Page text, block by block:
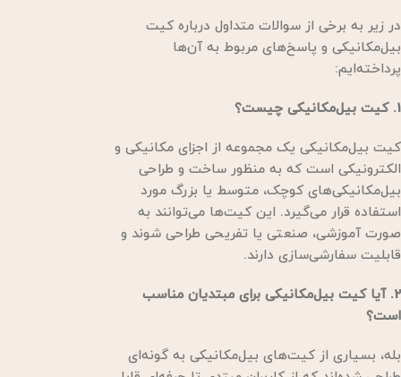
در زیر به برخی از سوالات متداول درباره کیت
بیل‌مکانیکی و پاسخ‌های مربوط به آن‌ها
پرداخته‌ایم:
1. کیت بیل‌مکانیکی چیست؟
کیت بیل‌مکانیکی یک مجموعه از اجزای مکانیکی و
الکترونیکی است که به منظور ساخت و طراحی
بیل‌مکانیکی‌های کوچک، متوسط یا بزرگ مورد
استفاده قرار می‌گیرد. این کیت‌ها می‌توانند به
صورت آموزشی، صنعتی یا تفریحی طراحی شوند و
قابلیت سفارشی‌سازی دارند.
2. آیا کیت بیل‌مکانیکی برای مبتدیان مناسب
است؟
بله، بسیاری از کیت‌های بیل‌مکانیکی به گونه‌ای